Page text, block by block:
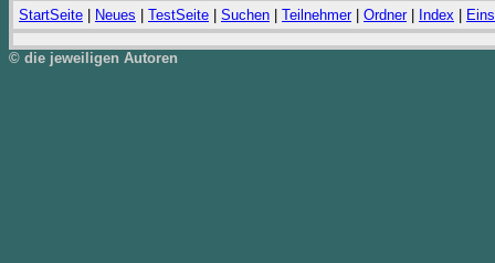
StartSeite Neues TestSeite Suchen Teilnehmer| Ordner| Index
© die jeweiligen Autoren